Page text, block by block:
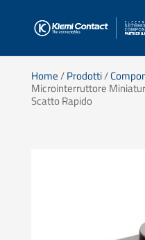
Home/Prodotti/
Microinterruttore
Scatto Rapido